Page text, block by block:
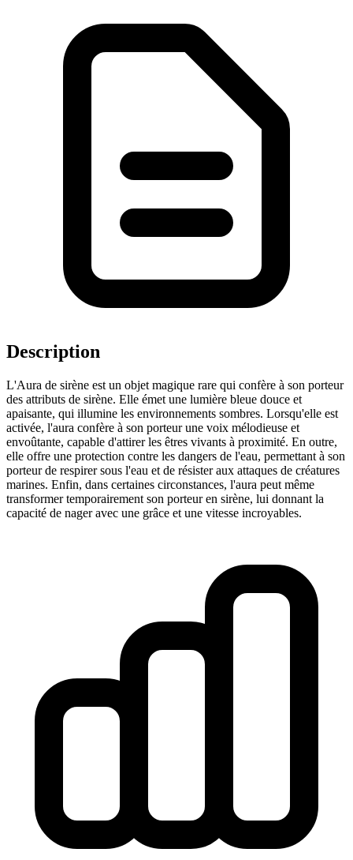
Description
L'Aura de sirène est un objet magique rare qui confère à son porteur
des attributs de sirène. Elle émet une lumière bleue douce et
apaisante, qui illumine les environnements sombres. Lorsqu'elle est
activée, l'aura confère à son porteur une voix mélodieuse et
envoûtante, capable d'attirer les êtres vivants à proximité. En outre,
elle offre une protection contre les dangers de l'eau, permettant à son
porteur de respirer sous l'eau et de résister aux attaques de créatures
marines. Enfin, dans certaines circonstances, l'aura peut même
transformer temporairement son porteur en sirène, lui donnant la
capacité de nager avec une grâce et une vitesse incroyables.